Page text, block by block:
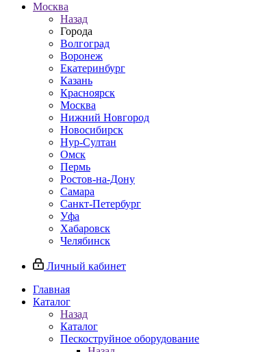
Москва
Назад
Города
Волгоград
Воронеж
Екатеринбург
Казань
Красноярск
Москва
Нижний Новгород
Новосибирск
Нур-Султан
Омск
Пермь
Ростов-на-Дону
Самара
Санкт-Петербург
Уфа
Хабаровск
Челябинск
Личный кабинет
Главная
Каталог
Назад
Каталог
Пескоструйное оборудование